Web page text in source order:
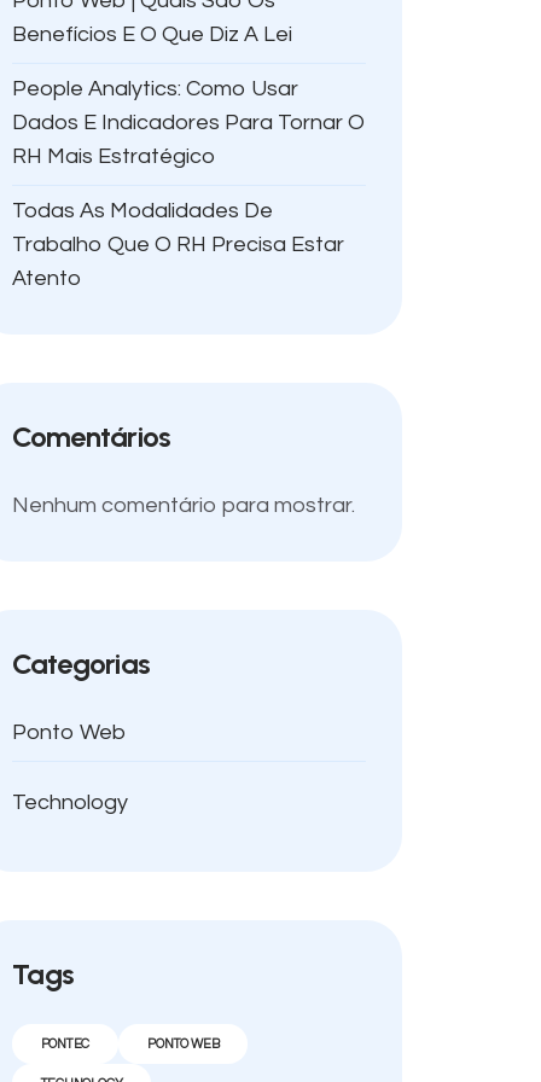
Benefícios E O Que Diz A Lei
People Analytics: Como Usar
Dados E Indicadores Para Tornar O
RH Mais Estratégico
Todas As Modalidades De
Trabalho Que O RH Precisa Estar
Atento
Comentários
Nenhum comentário para mostrar.
Categorias
Ponto Web
Technology
Tags
PONTEC PONTO WEB